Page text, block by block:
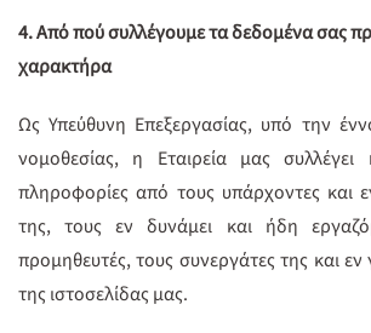
4. Από πού συλλέγουμε τα δεδομένα σας
χαρακτήρα
Ως Υπεύθυνη Επεξεργασίας, υπό την
νομοθεσίας, η Εταιρεία μας συλλέγει
πληροφορίες από τους υπάρχοντες και
της, τους εν δυνάμει και ήδη
προμηθευτές, τους συνεργάτες της και εν
της ιστοσελίδας μας.